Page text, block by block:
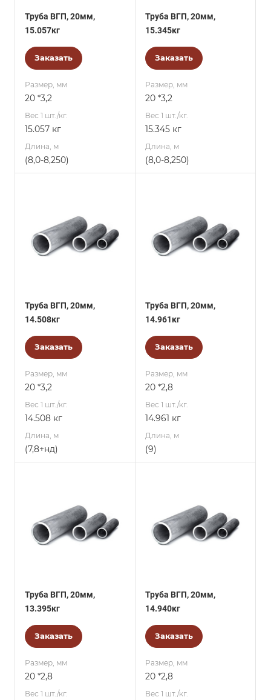
Труба ВГП, 20мм,
15.057кг
Заказать
Размер, мм
20 *3,2
Вес 1 шт./кг.
15.057 кг
Длина, м
(8,0-8,250)
Труба ВГП, 20мм,
15.345кг
Заказать
Размер, мм
20 *3,2
Вес 1 шт./кг.
15.345 кг
Длина, м
(8,0-8,250)
Труба ВГП, 20мм,
14.508кг
Заказать
Размер, мм
20 *3,2
Вес 1 шт./кг.
14.508 кг
Длина, м
(7,8+нд)
Труба ВГП, 20мм,
14.961кг
Заказать
Размер, мм
20 *2,8
Вес 1 шт./кг.
14.961 кг
Длина, м
(9)
Труба ВГП, 20мм,
13.395кг
Заказать
Размер, мм
20 *2,8
Вес 1 шт./кг.
Труба ВГП, 20мм,
14.940кг
Заказать
Размер, мм
20 *2,8
Вес 1 шт./кг.